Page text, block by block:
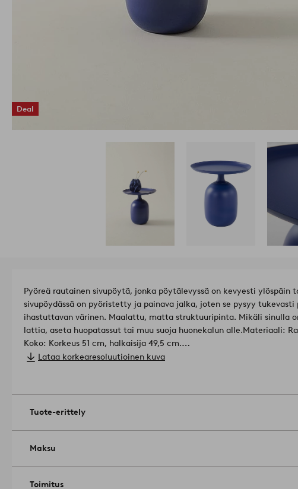
Deal
Pyöreä rautainen sivupöytä, jonka pöytälevyssä on kevyesti ylöspäin
sivupöydässä on pyöristetty ja painava jalka, joten se pysyy tukevasti
ihastuttavan värinen. Maalattu, matta struktuuripinta. Mikäli sinulla
lattia, aseta huopatassut tai muu suoja huonekalun alle.Materiaali:
Koko: Korkeus 51 cm, halkaisija 49,5 cm.
Enimmäiskuormitus: 20 kg.
Lataa korkearesoluutioinen kuva
Tuote-erittely
Maksu
Toimitus